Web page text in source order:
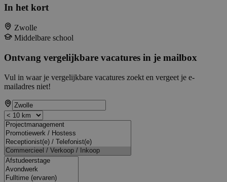
In het kort
Zwolle
Middelbare school
Ontvang vergelijkbare vacatures in je mailbox
Vul in waar je vergelijkbare vacatures zoekt en vergeet je e-
mailadres niet!